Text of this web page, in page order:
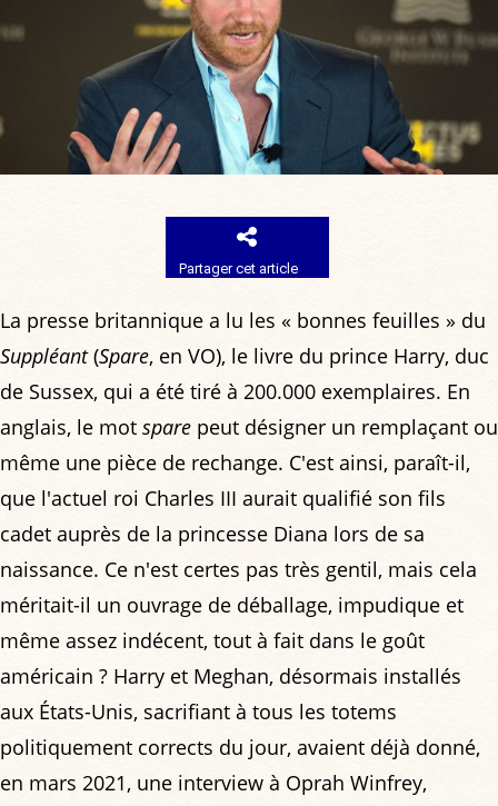
Partager cet article
La presse britannique a lu les « bonnes feuilles » du
Suppléant(Spare, en VO), le livre du prince Harry, duc
de Sussex, qui a été tiré à 200.000 exemplaires. En
anglais, le mot spare peut désigner un remplaçant ou
même une pièce de rechange. C'est ainsi, paraît-il,
que l'actuel roi Charles III aurait qualifié son fils
cadet auprès de la princesse Diana lors de sa
naissance. Ce n'est certes pas très gentil, mais cela
méritait-il un ouvrage de déballage, impudique et
même assez indécent, tout à fait dans le goût
américain ? Harry et Meghan, désormais installés
aux États-Unis, sacrifiant à tous les totems
politiquement corrects du jour, avaient déjà donné,
en mars 2021, une interview à Oprah Winfrey,